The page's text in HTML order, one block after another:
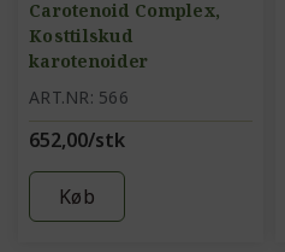
Carotenoid Complex,
Kosttilskud
karotenoider
ART.NR: 566
652,00/stk
Køb